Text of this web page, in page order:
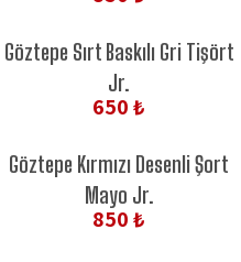
Göztepe Sırt Baskılı Gri Tişört
Jr.
650 ₺
Göztepe Kırmızı Desenli Şort
Mayo Jr.
850 ₺